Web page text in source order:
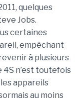
quelques
Jobs.
certaines
empêchant
à plusieurs
4S n’est toutefois
appareils
au moins